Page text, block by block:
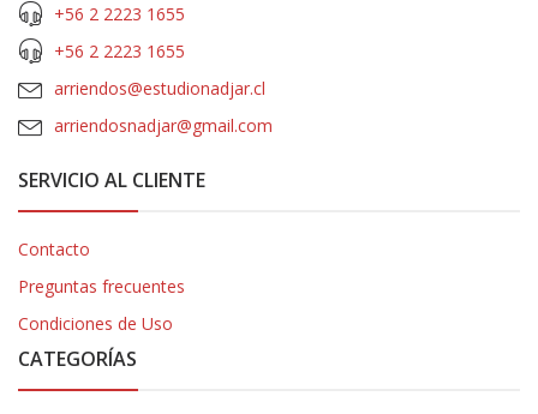
+56 2 2223 1655
+56 2 2223 1655
arriendos@estudionadjar.cl
arriendosnadjar@gmail.com
SERVICIO AL CLIENTE
Contacto
Preguntas frecuentes
Condiciones de Uso
CATEGORÍAS